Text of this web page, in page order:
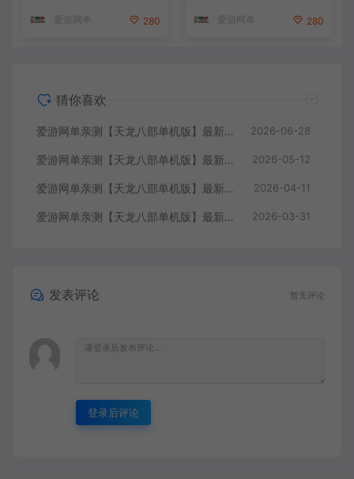
频安装教学
爱游网单 280 爱游网单 280
猜你喜欢
爱游网单亲测【天龙八部单机版】最新整理怀旧64位源端洛洛1.9 带GM工具 视频安装教学 虚拟机一键端 2026-06-28
爱游网单亲测【天龙八部单机版】最新整理全民争霸微变完整单机端 带GM 配套道具代码 解锁充值奖励 视频安装教学 虚拟机一键端 2026-05-12
爱游网单亲测【天龙八部单机版】最新整理会员分享遗忘之地微改仿官复古版 无字谱 便捷传送 快捷内辅 配套GM工具 自由视角 虚拟机一键端 视频安装教学 2026-04-11
爱游网单亲测【天龙八部单机版】最新整理回味09年寻仙轮回情怀转生超变端带装备回收体系 GM后台 虚拟机一键端 视频安装教学 2026-03-31
发表评论 暂无评论
登录后评论